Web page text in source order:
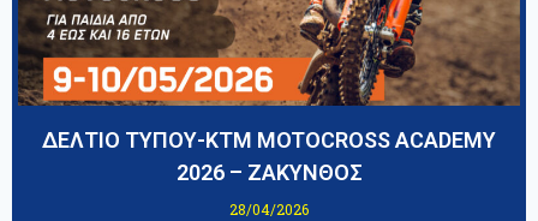
ΔΕΛΤΙΟ ΤΥΠΟΥ-KTM MOTOCROSS ACADEMY
2026 – ΖΑΚΥΝΘΟΣ
28/04/2026